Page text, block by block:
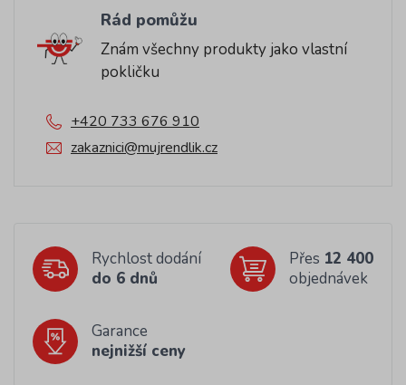
Rád pomůžu
Znám všechny produkty jako vlastní
pokličku
+420 733 676 910
zakaznici@mujrendlik.cz
Rychlost dodání
do 6 dnů
Přes 12 400
objednávek
Garance
nejnižší ceny